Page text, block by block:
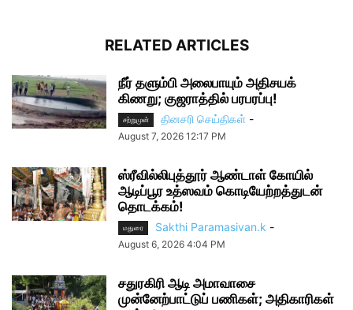
RELATED ARTICLES
நீர் தளும்பி அலைபாயும் அதிசயக்
கிணறு; குஜராத்தில் பரபரப்பு!
சற்றுமுன் தினசரி செய்திகள் -
August 7, 2026 12:17 PM
ஸ்ரீவில்லிபுத்தூர் ஆண்டாள் கோயில்
ஆடிப்பூர உத்ஸவம் கொடியேற்றத்துடன்
தொடக்கம்!
மதுரை Sakthi Paramasivan.k -
August 6, 2026 4:04 PM
சதுரகிரி ஆடி அமாவாசை
முன்னேற்பாட்டுப் பணிகள்; அதிகாரிகள்